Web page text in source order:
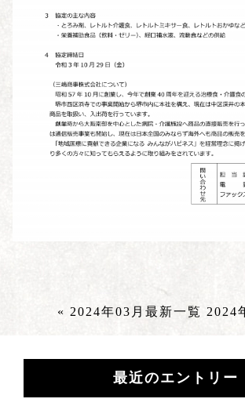
« 2024年03月 最新一覧 2024
最近のエントリー